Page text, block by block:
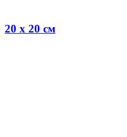
20 x 20 см